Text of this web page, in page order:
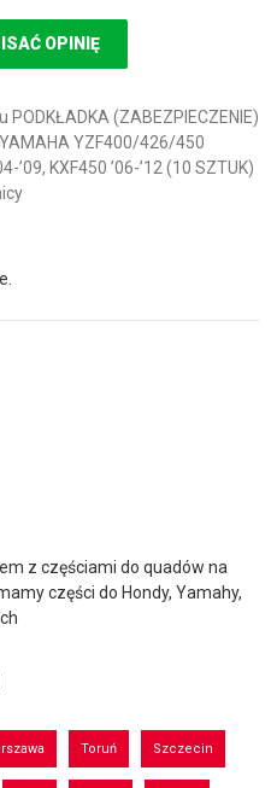
OPINIĘ
(ZABEZPIECZENIE)
YAMAHA YZF400/426/450
’09, KXF450 ’06-’12 (10 SZTUK)
z częściami do quadów na
części do Hondy, Yamahy,
Toruń Szczecin